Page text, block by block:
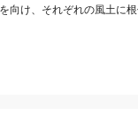
け、それぞれの風土に